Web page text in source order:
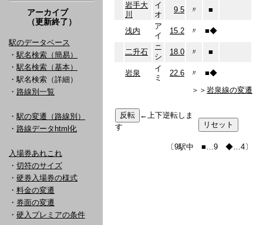
アーカイブ
（更新終了）
駅のデータベース
・ 駅名検索（簡易）
・ 駅名検索（基本）
・駅名検索（詳細）
・ 路線別一覧
・ 駅の変遷（路線別）
・ 路線データhtml化
入場券あれこれ
・ 切符のサイズ
・ 硬券入場券の様式
・ 料金の変遷
・ 券面の変遷
・ 硬入プレミアの条件
岩手大
川
イ
オ
9.5 〃 ■
浅内
ア
イ
15.2 〃 ■◆
二升石
ニ
シ
18.0 〃 ■
岩泉
イ
ミ
22.6 〃 ■◆
＞＞ 岩泉線の変遷
←上下逆転しま
す
〔9駅中 ■…9 ◆…4〕